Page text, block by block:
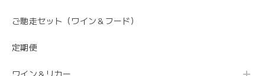
ご馳走セット（ワイン＆フード）
定期便
ワイン＆リカー